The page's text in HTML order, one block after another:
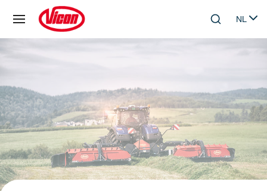
Skip to main contentSearchNL
Select
Cookies beheer paneel